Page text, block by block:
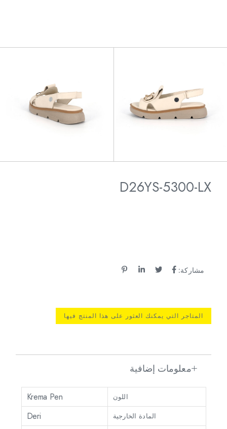
D26YS-5300-LX
مشاركة:
المتاجر التي يمكنك العثور على هذا المنتج فيها
معلومات إضافية
اللون Krema Pen
المادة الخارجية Deri